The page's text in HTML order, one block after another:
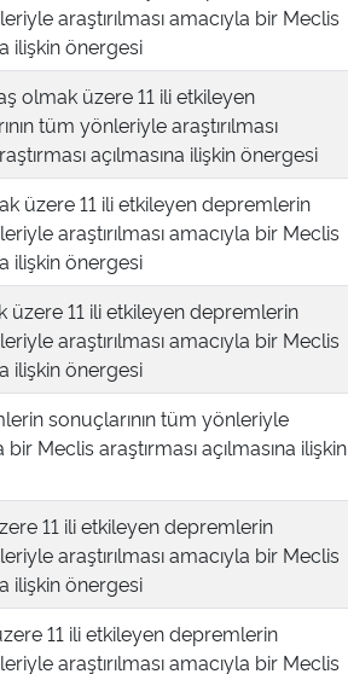
araştırılması amacıyla bir Meclis
ilişkin önergesi
olmak üzere 11 ili etkileyen
tüm yönleriyle araştırılması
açılmasına ilişkin önergesi
üzere 11 ili etkileyen depremlerin
araştırılması amacıyla bir Meclis
ilişkin önergesi
üzere 11 ili etkileyen depremlerin
araştırılması amacıyla bir Meclis
ilişkin önergesi
sonuçlarının tüm yönleriyle
bir Meclis araştırması açılmasına ilişkin
11 ili etkileyen depremlerin
araştırılması amacıyla bir Meclis
ilişkin önergesi
11 ili etkileyen depremlerin
araştırılması amacıyla bir Meclis